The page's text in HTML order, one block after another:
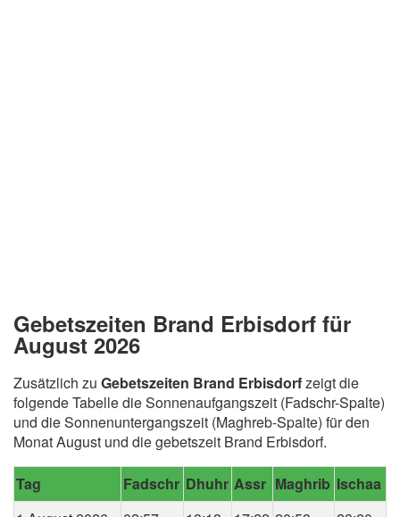
Gebetszeiten Brand Erbisdorf für
August 2026
Zusätzlich zu Gebetszeiten Brand Erbisdorfzeigt die
folgende Tabelle die Sonnenaufgangszeit (Fadschr-Spalte)
und die Sonnenuntergangszeit (Maghreb-Spalte) für den
Monat August und die gebetszeit Brand Erbisdorf.
Tag Fadschr Dhuhr Assr Maghrib Ischaa